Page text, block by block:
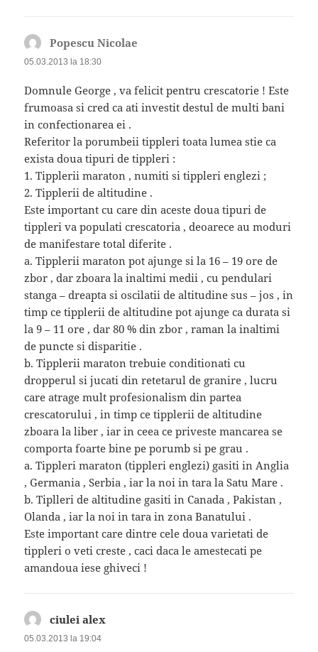
Popescu Nicolae
05.03.2013 la 18:30
Domnule George , va felicit pentru crescatorie ! Este
frumoasa si cred ca ati investit destul de multi bani
in confectionarea ei .
Referitor la porumbeii tippleri toata lumea stie ca
exista doua tipuri de tippleri :
1. Tipplerii maraton , numiti si tippleri englezi ;
2. Tipplerii de altitudine .
Este important cu care din aceste doua tipuri de
tippleri va populati crescatoria , deoarece au moduri
de manifestare total diferite .
a. Tipplerii maraton pot ajunge si la 16 – 19 ore de
zbor , dar zboara la inaltimi medii , cu pendulari
stanga – dreapta si oscilatii de altitudine sus – jos , in
timp ce tipplerii de altitudine pot ajunge ca durata si
la 9 – 11 ore , dar 80 % din zbor , raman la inaltimi
de puncte si disparitie .
b. Tipplerii maraton trebuie conditionati cu
dropperul si jucati din retetarul de granire , lucru
care atrage mult profesionalism din partea
crescatorului , in timp ce tipplerii de altitudine
zboara la liber , iar in ceea ce priveste mancarea se
comporta foarte bine pe porumb si pe grau .
a. Tippleri maraton (tippleri englezi) gasiti in Anglia
, Germania , Serbia , iar la noi in tara la Satu Mare .
b. Tiplleri de altitudine gasiti in Canada , Pakistan ,
Olanda , iar la noi in tara in zona Banatului .
Este important care dintre cele doua varietati de
tippleri o veti creste , caci daca le amestecati pe
amandoua iese ghiveci !
ciulei alex
05.03.2013 la 19:04